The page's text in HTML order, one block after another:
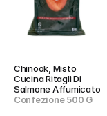
Chinook, Misto
Cucina Ritagli Di
Salmone Affumicato
Confezione 500 G